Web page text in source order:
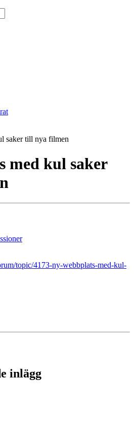
saker till nya filmen
med kul saker
topic/4173-ny-webbplats-med-kul-
inlägg